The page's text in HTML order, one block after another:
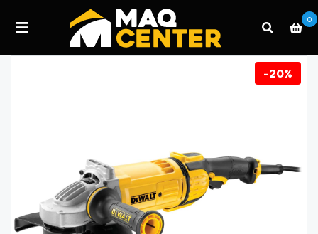
0
-20%